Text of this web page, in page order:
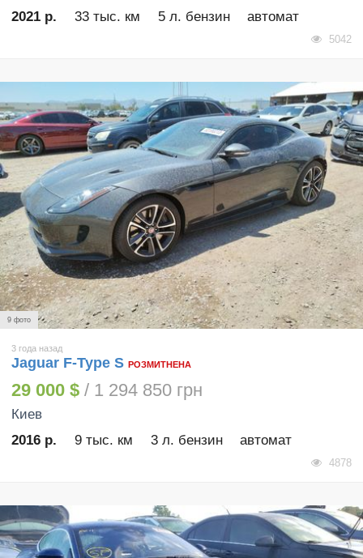
2021 р.
33 тыс. км 5 л. бензин автомат
5042
9 фото
3 года назад
Jaguar F-Type S РОЗМИТНЕНА
29 000 $ / 1 294 850 грн
Киев
2016 р.
9 тыс. км 3 л. бензин автомат
4878